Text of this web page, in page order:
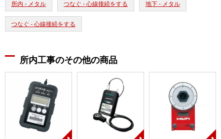
所内 - メタル つなぐ - 心線接続をする 地下 - メタル
つなぐ - 心線接続をする
所内工事のその他の商品